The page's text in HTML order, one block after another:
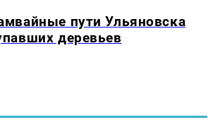
пути Ульяновска
деревьев